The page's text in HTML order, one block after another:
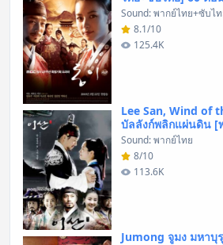
Sound: พากย์ไทย+ซับไ
8.1/10
125.4K
Lee San, Wind of
บัลลังก์พลิกแผ่นดิน [
Sound: พากย์ไทย
8/10
113.6K
Jumong จูมง มหาบุ